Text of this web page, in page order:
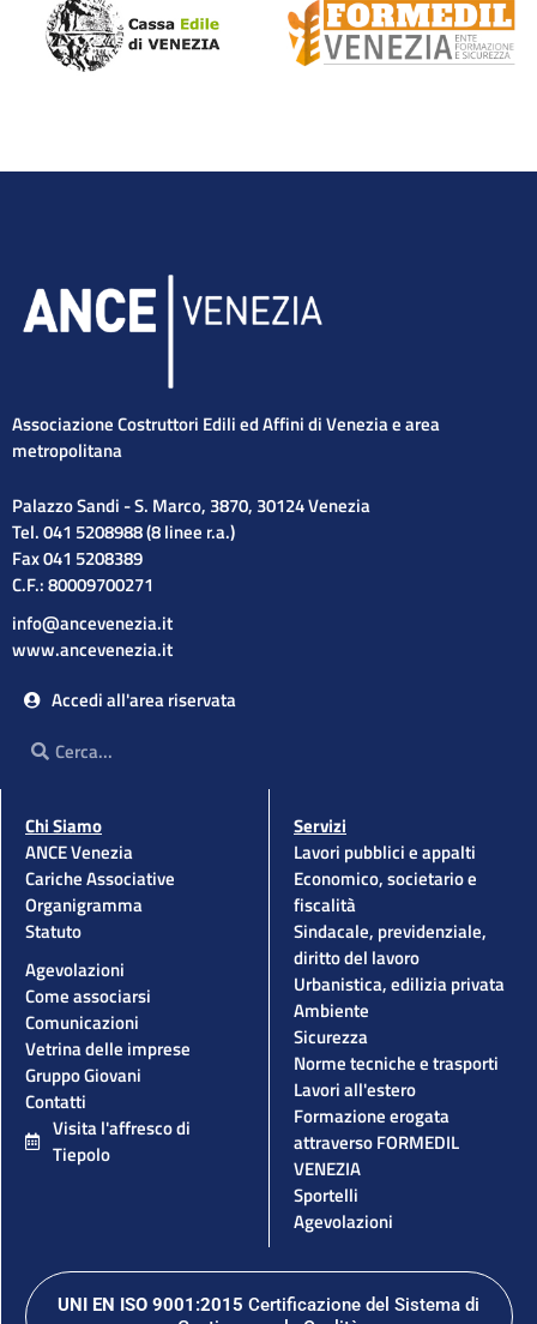
Associazione Costruttori Edili ed Affini di Venezia e area
metropolitana
Palazzo Sandi - S. Marco, 3870, 30124 Venezia
Tel. 041 5208988 (8 linee r.a.)
Fax 041 5208389
C.F.: 80009700271
info@ancevenezia.it
www.ancevenezia.it
Accedi all'area riservata
Cerca
Chi Siamo
ANCE Venezia
Cariche Associative
Organigramma
Statuto
Agevolazioni
Come associarsi
Comunicazioni
Vetrina delle imprese
Gruppo Giovani
Contatti
Visita l'affresco di
Tiepolo
Servizi
Lavori pubblici e appalti
Economico, societario e
fiscalità
Sindacale, previdenziale,
diritto del lavoro
Urbanistica, edilizia privata
Ambiente
Sicurezza
Norme tecniche e trasporti
Lavori all'estero
Formazione erogata
attraverso FORMEDIL
VENEZIA
Sportelli
Agevolazioni
UNI EN ISO 9001:2015 Certificazione del Sistema di